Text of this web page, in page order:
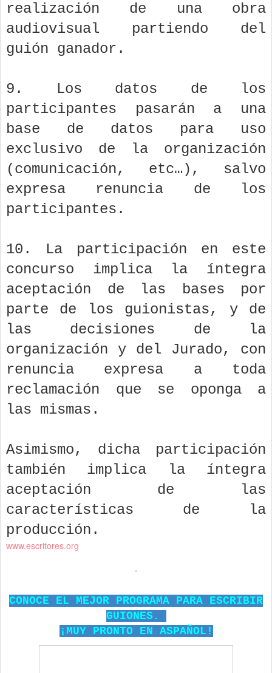
realización de una obra
audiovisual partiendo del
guión ganador.
9. Los datos de los
participantes pasarán a una
base de datos para uso
exclusivo de la organización
(comunicación, etc…), salvo
expresa renuncia de los
participantes.
10. La participación en este
concurso implica la íntegra
aceptación de las bases por
parte de los guionistas, y de
las decisiones de la
organización y del Jurado, con
renuncia expresa a toda
reclamación que se oponga a
las mismas.
Asimismo, dicha participación
también implica la íntegra
aceptación de las
características de la
producción.
www.escritores.org
CONOCE EL MEJOR PROGRAMA PARA ESCRIBIR
GUIONES.
¡MUY PRONTO EN ASPAÑOL!